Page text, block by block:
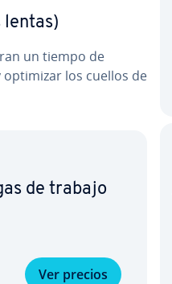
lentas)
un tiempo de
los cuellos de
de trabajo
Ver precios